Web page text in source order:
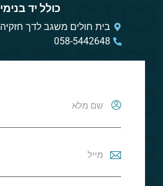
כולל יד
בית חולים משגב לדך חזקיהו
058-5442648